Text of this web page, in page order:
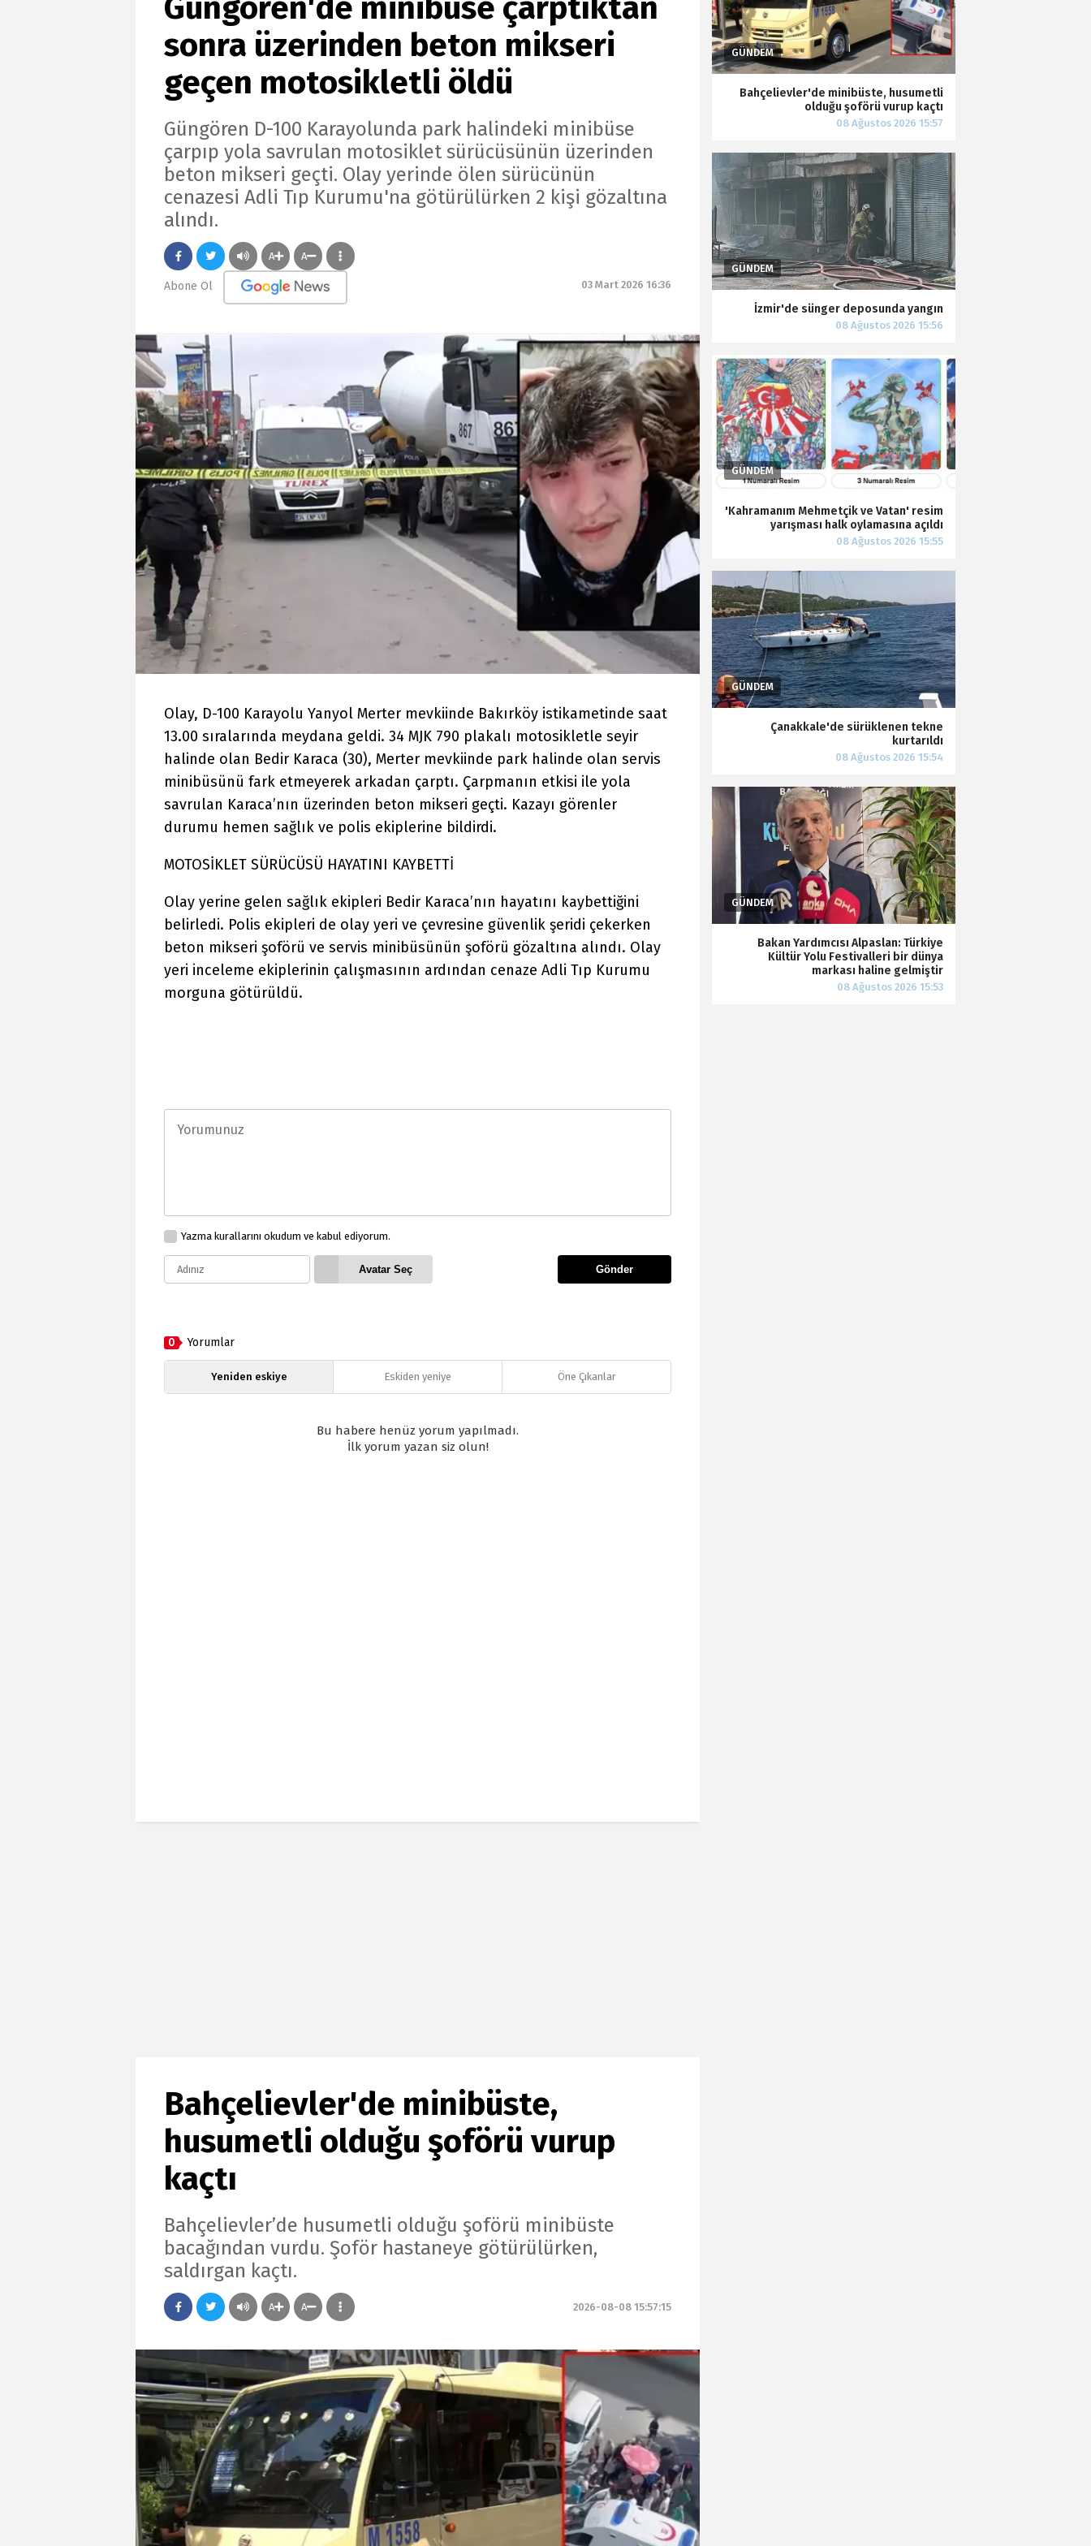
Güngören'de minibüse çarptıktan
sonra üzerinden beton mikseri
geçen motosikletli öldü
Güngören D-100 Karayolunda park halindeki minibüse
çarpıp yola savrulan motosiklet sürücüsünün üzerinden
beton mikseri geçti. Olay yerinde ölen sürücünün
cenazesi Adli Tıp Kurumu'na götürülürken 2 kişi gözaltına
alındı.
A A
Abone Ol 03 Mart 2026 16:36
Olay, D-100 Karayolu Yanyol Merter mevkiinde Bakırköy istikametinde saat
13.00 sıralarında meydana geldi. 34 MJK 790 plakalı motosikletle seyir
halinde olan Bedir Karaca (30), Merter mevkiinde park halinde olan servis
minibüsünü fark etmeyerek arkadan çarptı. Çarpmanın etkisi ile yola
savrulan Karaca’nın üzerinden beton mikseri geçti. Kazayı görenler
durumu hemen sağlık ve polis ekiplerine bildirdi.
MOTOSİKLET SÜRÜCÜSÜ HAYATINI KAYBETTİ
Olay yerine gelen sağlık ekipleri Bedir Karaca’nın hayatını kaybettiğini
belirledi. Polis ekipleri de olay yeri ve çevresine güvenlik şeridi çekerken
beton mikseri şoförü ve servis minibüsünün şoförü gözaltına alındı. Olay
yeri inceleme ekiplerinin çalışmasının ardından cenaze Adli Tıp Kurumu
morguna götürüldü.
Yazma kurallarını okudum ve kabul ediyorum.
Avatar Seç Gönder
0 Yorumlar
Yeniden eskiye Eskiden yeniye Öne Çıkanlar
Bu habere henüz yorum yapılmadı.
İlk yorum yazan siz olun!
Bahçelievler'de minibüste,
husumetli olduğu şoförü vurup
kaçtı
Bahçelievler’de husumetli olduğu şoförü minibüste
bacağından vurdu. Şoför hastaneye götürülürken,
saldırgan kaçtı.
A A 2026-08-08 15:57:15
Bahçelievler'de minibüste, husumetli
olduğu şoförü vurup kaçtı
İzmir'de sünger deposunda yangın
'Kahramanım Mehmetçik ve Vatan' resim
yarışması halk oylamasına açıldı
Çanakkale'de sürüklenen tekne
kurtarıldı
Bakan Yardımcısı Alpaslan: Türkiye
Kültür Yolu Festivalleri bir dünya
markası haline gelmiştir